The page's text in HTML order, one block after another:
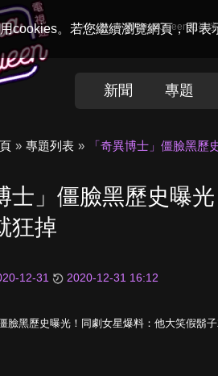
cookies。若您繼續瀏覽網頁，即表
Welcome toDramaQueen電視迷
新聞 專題
專題列表 「奇異博士」僵臉黑
士」僵臉黑歷史曝
狂掉
12-31 2020-12-31 16:12